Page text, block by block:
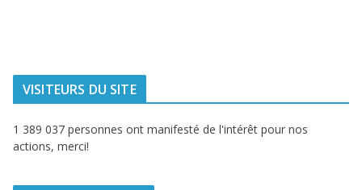
VISITEURS DU SITE
1 389 037 personnes ont manifesté de l'intérêt pour nos
actions, merci!